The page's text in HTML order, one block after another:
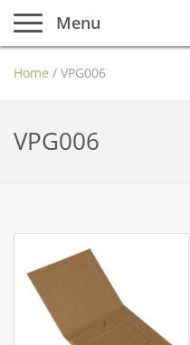
Menu
Home / VPG006
VPG006